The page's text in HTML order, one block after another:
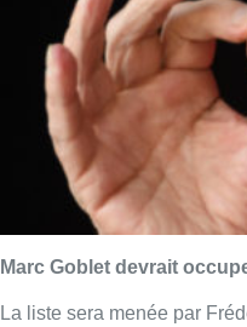
Marc Goblet devrait
La liste sera menée par